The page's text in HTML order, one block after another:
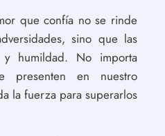
que confía no se rinde
sino que las
humildad. No importa
presenten en nuestro
la fuerza para superarlos